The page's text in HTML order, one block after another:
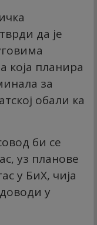
да је
која планира
за
обали ка
би се
уз планове
у БиХ, чија
у